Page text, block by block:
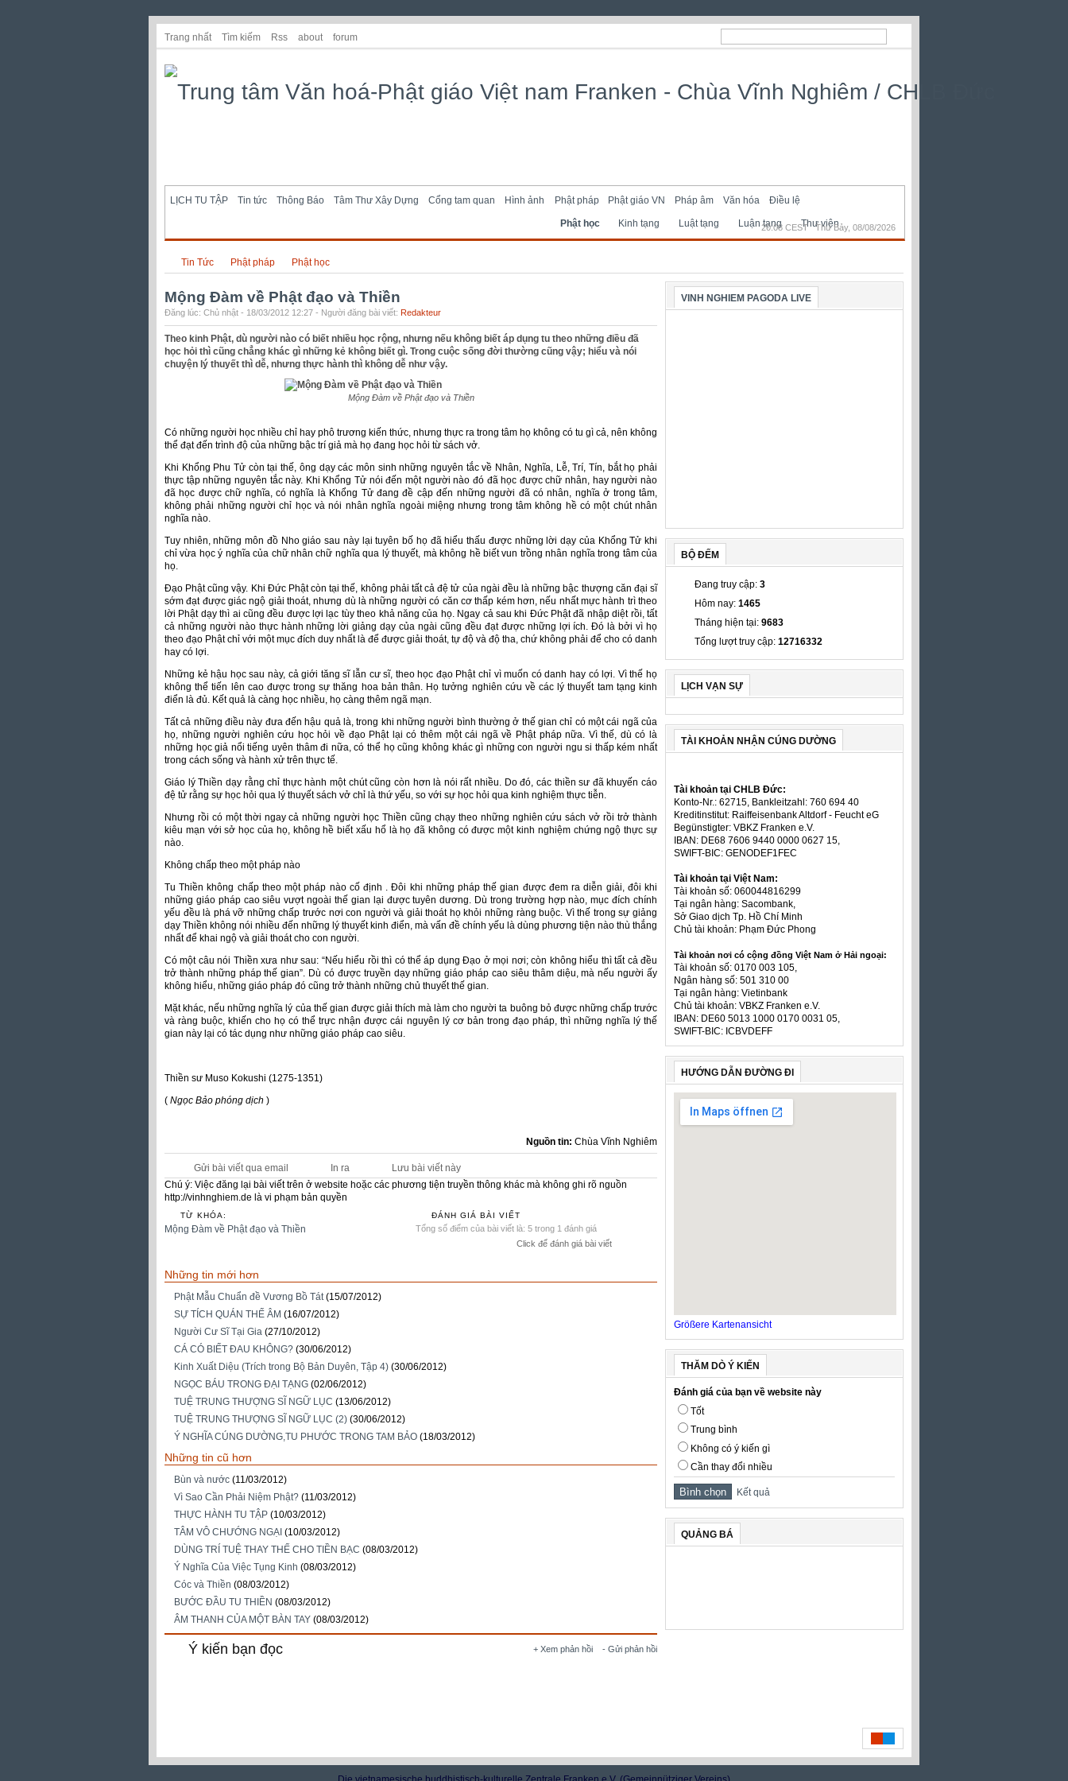
Trang nhất Tìm kiếm Rss about forum
LỊCH TU TẬP Tin tức Thông Báo Tâm Thư Xây Dựng Cổng tam quan Hình ảnh Phật pháp
Phật học Kinh tạng Luật tạng Luận tạng Thư viện
Phật giáo VN Pháp âm Văn hóa Điều lệ
20:08 CEST Thứ Bảy, 08/08/2026
Tin Tức Phật pháp Phật học
Mộng Đàm về Phật đạo và Thiền
Đăng lúc: Chủ nhật - 18/03/2012 12:27 - Người đăng bài viết: Redakteur
Theo kinh Phật, dù người nào có biết nhiều học rộng, nhưng nếu không biết áp dụng tu theo những điều đã
học hỏi thì cũng chẳng khác gì những kẻ không biết gì. Trong cuộc sống đời thường cũng vậy; hiểu và nói
chuyện lý thuyết thì dễ, nhưng thực hành thì không dễ như vậy.
Mộng Đàm về Phật đạo và Thiền
Có những người học nhiều chỉ hay phô trương kiến thức, nhưng thực ra trong tâm họ không có tu gì cả, nên không
thể đạt đến trình độ của những bậc trí giả mà họ đang học hỏi từ sách vở.
Khi Khổng Phu Tử còn tại thế, ông dạy các môn sinh những nguyên tắc về Nhân, Nghĩa, Lễ, Trí, Tín, bắt họ phải
thực tập những nguyên tắc này. Khi Khổng Tử nói đến một người nào đó đã học được chữ nhân, hay người nào
đã học được chữ nghĩa, có nghĩa là Khổng Tử đang đề cập đến những người đã có nhân, nghĩa ở trong tâm,
không phải những người chỉ học và nói nhân nghĩa ngoài miệng nhưng trong tâm không hề có một chút nhân
nghĩa nào.
Tuy nhiên, những môn đồ Nho giáo sau này lại tuyên bố họ đã hiểu thấu được những lời dạy của Khổng Tử khi
chỉ vừa học ý nghĩa của chữ nhân chữ nghĩa qua lý thuyết, mà không hề biết vun trồng nhân nghĩa trong tâm của
họ.
Đạo Phật cũng vậy. Khi Đức Phật còn tại thế, không phải tất cả đệ tử của ngài đều là những bậc thượng căn đại sĩ
sớm đạt được giác ngộ giải thoát, nhưng dù là những người có căn cơ thấp kém hơn, nếu nhất mực hành trì theo
lời Phật dạy thì ai cũng đều được lợi lạc tùy theo khả năng của họ. Ngay cả sau khi Đức Phật đã nhập diệt rồi, tất
cả những người nào thực hành những lời giảng dạy của ngài cũng đều đạt được những lợi ích. Đó là bởi vì họ
theo đạo Phật chỉ với một mục đích duy nhất là để được giải thoát, tự độ và độ tha, chứ không phải để cho có danh
hay có lợi.
Những kẻ hậu học sau này, cả giới tăng sĩ lẫn cư sĩ, theo học đạo Phật chỉ vì muốn có danh hay có lợi. Vì thế họ
không thể tiến lên cao được trong sự thăng hoa bản thân. Họ tưởng nghiên cứu về các lý thuyết tam tạng kinh
điển là đủ. Kết quả là càng học nhiều, họ càng thêm ngã mạn.
Tất cả những điều này đưa đến hậu quả là, trong khi những người bình thường ở thế gian chỉ có một cái ngã của
họ, những người nghiên cứu học hỏi về đạo Phật lại có thêm một cái ngã về Phật pháp nữa. Vì thế, dù có là
những học giả nổi tiếng uyên thâm đi nữa, có thể họ cũng không khác gì những con người ngu si thấp kém nhất
trong cách sống và hành xử trên thực tế.
Giáo lý Thiền dạy rằng chỉ thực hành một chút cũng còn hơn là nói rất nhiều. Do đó, các thiền sư đã khuyến cáo
đệ tử rằng sự học hỏi qua lý thuyết sách vở chỉ là thứ yếu, so với sự học hỏi qua kinh nghiệm thực tiễn.
Nhưng rồi có một thời ngay cả những người học Thiền cũng chạy theo những nghiên cứu sách vở rồi trở thành
kiêu mạn với sở học của họ, không hề biết xấu hổ là họ đã không có được một kinh nghiệm chứng ngộ thực sự
nào.
Không chấp theo một pháp nào
Tu Thiền không chấp theo một pháp nào cố định . Đôi khi những pháp thế gian được đem ra diễn giải, đôi khi
những giáo pháp cao siêu vượt ngoài thế gian lại được tuyên dương. Dù trong trường hợp nào, mục đích chính
yếu đều là phá vỡ những chấp trước nơi con người và giải thoát họ khỏi những ràng buộc. Vì thế trong sự giảng
dạy Thiền không nói nhiều đến những lý thuyết kinh điển, mà vấn đề chính yếu là dùng phương tiện nào thù thắng
nhất để khai ngộ và giải thoát cho con người.
Có một câu nói Thiền xưa như sau: “Nếu hiểu rồi thì có thể áp dụng Đạo ở mọi nơi; còn không hiểu thì tất cả đều
trở thành những pháp thế gian”. Dù có được truyền dạy những giáo pháp cao siêu thâm diệu, mà nếu người ấy
không hiểu, những giáo pháp đó cũng trở thành những chủ thuyết thế gian.
Mặt khác, nếu những nghĩa lý của thế gian được giải thích mà làm cho người ta buông bỏ được những chấp trước
và ràng buộc, khiến cho họ có thể trực nhận được cái nguyên lý cơ bản trong đạo pháp, thì những nghĩa lý thế
gian này lại có tác dụng như những giáo pháp cao siêu.
Thiền sư Muso Kokushi (1275-1351)
( Ngọc Bảo phóng dịch )
Nguồn tin: Chùa Vĩnh Nghiêm
Gửi bài viết qua email In ra
Lưu bài viết này
Chú ý: Việc đăng lại bài viết trên ở website hoặc các phương tiện truyền thông khác mà không ghi rõ nguồn
http://vinhnghiem.de là vi phạm bản quyền
TỪ KHÓA:
Mộng Đàm về Phật đạo và Thiền
ĐÁNH GIÁ BÀI VIẾT
Tổng số điểm của bài viết là: 5 trong 1 đánh giá
Click để đánh giá bài viết
Những tin mới hơn
Phật Mẫu Chuẩn đề Vương Bồ Tát (15/07/2012)
SỰ TÍCH QUÁN THẾ ÂM (16/07/2012)
Người Cư Sĩ Tại Gia (27/10/2012)
CÁ CÓ BIẾT ĐAU KHÔNG? (30/06/2012)
Kinh Xuất Diệu (Trích trong Bộ Bản Duyên, Tập 4) (30/06/2012)
NGỌC BÁU TRONG ĐẠI TẠNG (02/06/2012)
TUỆ TRUNG THƯỢNG SĨ NGỮ LỤC (13/06/2012)
TUỆ TRUNG THƯỢNG SĨ NGỮ LỤC (2) (30/06/2012)
Ý NGHĨA CÚNG DƯỜNG,TU PHƯỚC TRONG TAM BẢO (18/03/2012)
Những tin cũ hơn
Bùn và nước (11/03/2012)
Vì Sao Cần Phải Niệm Phật? (11/03/2012)
THỰC HÀNH TU TẬP (10/03/2012)
TÂM VÔ CHƯỚNG NGẠI (10/03/2012)
DÙNG TRÍ TUỆ THAY THẾ CHO TIỀN BẠC (08/03/2012)
Ý Nghĩa Của Việc Tụng Kinh (08/03/2012)
Cóc và Thiền (08/03/2012)
BƯỚC ĐẦU TU THIỀN (08/03/2012)
ÂM THANH CỦA MỘT BÀN TAY (08/03/2012)
+ Xem phản hồi - Gửi phản hồi
Ý kiến bạn đọc
VINH NGHIEM PAGODA LIVE
BỘ ĐẾM
Đang truy cập: 3
Hôm nay: 1465
Tháng hiện tại: 9683
Tổng lượt truy cập: 12716332
LỊCH VẠN SỰ
TÀI KHOẢN NHẬN CÚNG DƯỜNG
Tài khoản tại CHLB Đức:
Konto-Nr.: 62715, Bankleitzahl: 760 694 40
Kreditinstitut: Raiffeisenbank Altdorf - Feucht eG
Begünstigter: VBKZ Franken e.V.
IBAN: DE68 7606 9440 0000 0627 15,
SWIFT-BIC: GENODEF1FEC
Tài khoản tại Việt Nam:
Tài khoản số: 060044816299
Tại ngân hàng: Sacombank,
Sở Giao dịch Tp. Hồ Chí Minh
Chủ tài khoản: Phạm Đức Phong
Tài khoản nơi có cộng đồng Việt Nam ở Hải ngoại:
Tài khoản số: 0170 003 105,
Ngân hàng số: 501 310 00
Tại ngân hàng: Vietinbank
Chủ tài khoản: VBKZ Franken e.V.
IBAN: DE60 5013 1000 0170 0031 05,
SWIFT-BIC: ICBVDEFF
HƯỚNG DẪN ĐƯỜNG ĐI
Größere Kartenansicht
THĂM DÒ Ý KIẾN
Đánh giá của bạn về website này
Tốt
Trung bình
Không có ý kiến gì
Cần thay đổi nhiều
Kết quả
QUẢNG BÁ